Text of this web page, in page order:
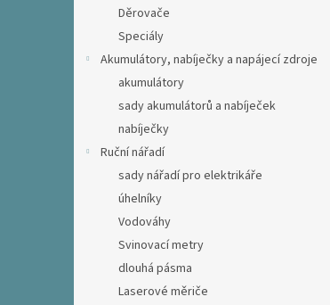
Děrovače
Speciály
Akumulátory, nabíječky a napájecí zdroje
akumulátory
sady akumulátorů a nabíječek
nabíječky
Ruční nářadí
sady nářadí pro elektrikáře
úhelníky
Vodováhy
Svinovací metry
dlouhá pásma
Laserové měriče